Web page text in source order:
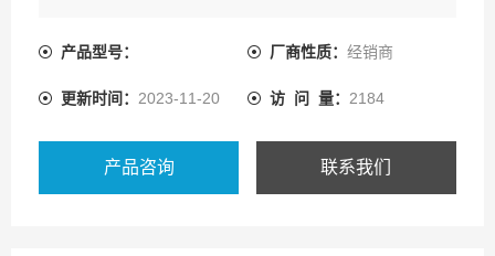
■OSC开短路侦测
■人体保护电路
■标准RS232接口
产品型号： 厂商性质： 经销商
更新时间： 2023-11-20 访 问 量： 2184
产品咨询 联系我们